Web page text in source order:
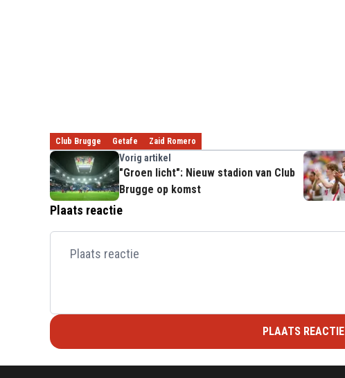
Club Brugge Getafe Zaid Romero
Vorig artikel
"Groen licht": Nieuw stadion van Club
Brugge op komst
Plaats reactie
PLAATS REACTIE